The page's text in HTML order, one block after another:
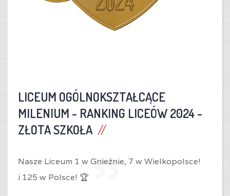
LICEUM OGÓLNOKSZTAŁCĄCE
MILENIUM - RANKING LICEÓW 2024 -
ZŁOTA SZKOŁA
Nasze Liceum 1 w Gnieźnie, 7 w Wielkopolsce!
i 125 w Polsce! 🏆